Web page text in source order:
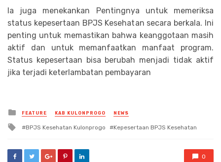
Ia juga menekankan Pentingnya untuk memeriksa
status kepesertaan BPJS Kesehatan secara berkala. Ini
penting untuk memastikan bahwa keanggotaan masih
aktif dan untuk memanfaatkan manfaat program.
Status kepesertaan bisa berubah menjadi tidak aktif
jika terjadi keterlambatan pembayaran
Posted
in
FEATURE KAB KULONPROGO NEWS
Tagged
BPJS Kesehatan Kulonprogo Kepesertaan BPJS Kesehatan
0